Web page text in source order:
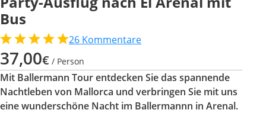
Bus
26 Kommentare
37,00€ / Person
Mit Ballermann Tour entdecken Sie das spannende
Nachtleben von Mallorca und verbringen Sie mit uns
eine wunderschöne Nacht im Ballermannn in Arenal.